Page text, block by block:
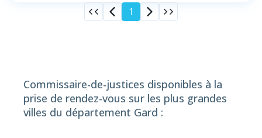
1
Commissaire-de-justices disponibles à la
prise de rendez-vous sur les plus grandes
villes du département Gard :